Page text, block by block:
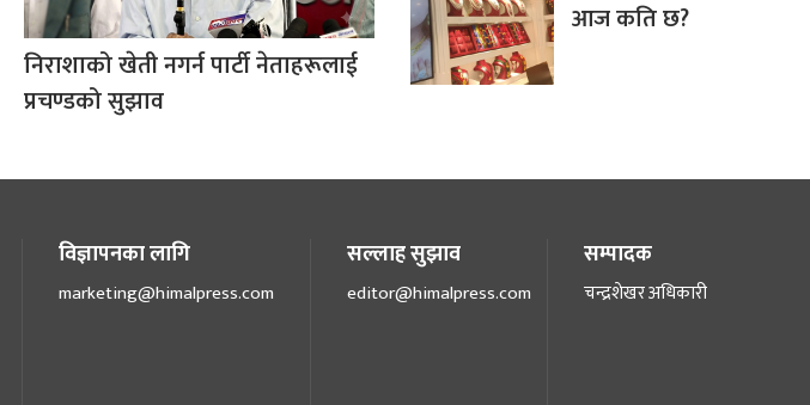
निराशाको खेती नगर्न पार्टी नेताहरूलाई
प्रचण्डको सुझाव
आज कति छ?
विज्ञापनका लागि
marketing@himalpress.com
सल्लाह सुझाव
editor@himalpress.com
सम्पादक
चन्द्रशेखर अधिकारी